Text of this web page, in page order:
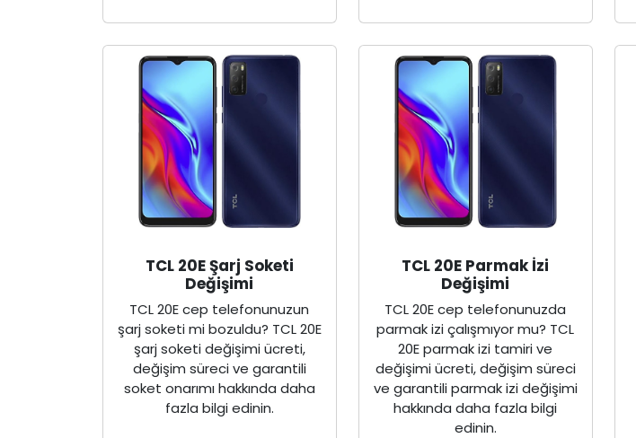
TCL 20E Şarj Soketi
Değişimi
TCL 20E cep telefonunuzun
şarj soketi mi bozuldu? TCL 20E
şarj soketi değişimi ücreti,
değişim süreci ve garantili
soket onarımı hakkında daha
fazla bilgi edinin.
TCL 20E Parmak İzi
Değişimi
TCL 20E cep telefonunuzda
parmak izi çalışmıyor mu? TCL
20E parmak izi tamiri ve
değişimi ücreti, değişim süreci
ve garantili parmak izi değişimi
hakkında daha fazla bilgi
edinin.